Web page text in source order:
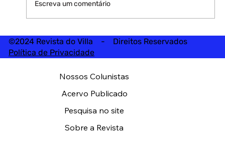
Escreva um comentário
©2024 Revista do Villa - Direitos Reservados
Política de Privacidade
Nossos Colunistas
Acervo Publicado
Pesquisa no site
Sobre a Revista